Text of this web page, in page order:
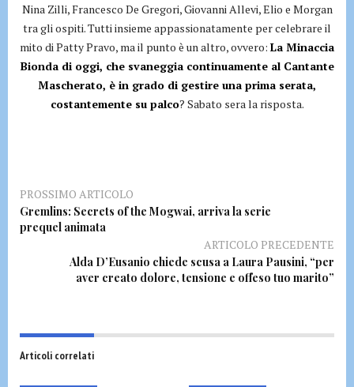
Nina Zilli, Francesco De Gregori, Giovanni Allevi, Elio e Morgan
tra gli ospiti. Tutti insieme appassionatamente per celebrare il
mito di Patty Pravo, ma il punto è un altro, ovvero: La Minaccia
Bionda di oggi, che svaneggia continuamente al Cantante
Mascherato, è in grado di gestire una prima serata,
costantemente su palco? Sabato sera la risposta.
PROSSIMO ARTICOLO
Gremlins: Secrets of the Mogwai, arriva la serie
prequel animata
ARTICOLO PRECEDENTE
Alda D’Eusanio chiede scusa a Laura Pausini, “per
aver creato dolore, tensione e offeso tuo marito”
Articoli correlati